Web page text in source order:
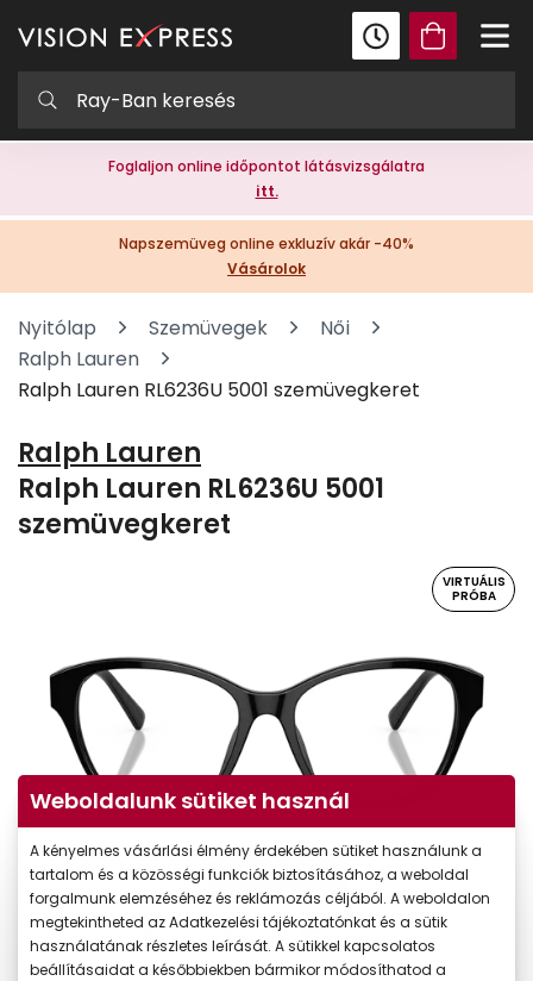
Foglaljon online időpontot látásvizsgálatra
itt.
Napszemüveg online exkluzív akár -40%
Vásárolok
Nyitólap Szemüvegek
Női
Ralph Lauren
Ralph Lauren RL6236U 5001 szemüvegkeret
Ralph Lauren
Ralph Lauren RL6236U 5001
szemüvegkeret
VIRTUÁLIS
PRÓBA
Virtuális próba
Weboldalunk sütiket használ
A kényelmes vásárlási élmény érdekében sütiket használunk a
tartalom és a közösségi funkciók biztosításához, a weboldal
forgalmunk elemzéséhez és reklámozás céljából. A weboldalon
megtekintheted az Adatkezelési tájékoztatónkat és a sütik
használatának részletes leírását. A sütikkel kapcsolatos
beállításaidat a későbbiekben bármikor módosíthatod a